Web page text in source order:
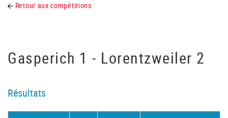
Retour aux compétitions
Gasperich 1 - Lorentzweiler 2
Résultats